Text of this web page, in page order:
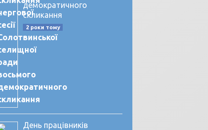
демократичного
скликання
2 роки тому
День працівників